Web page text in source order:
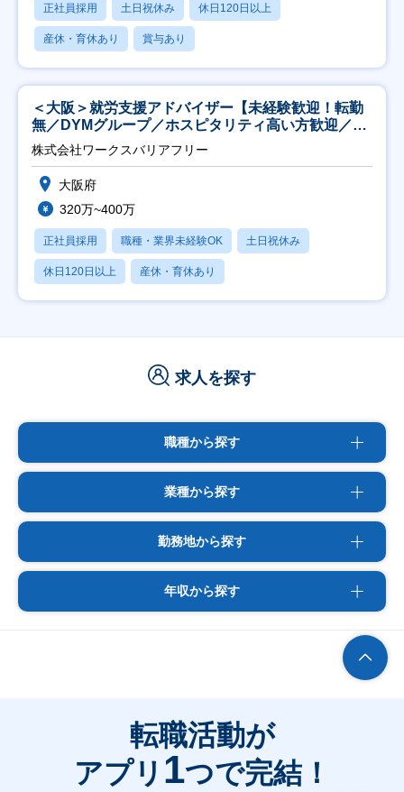
正社員採用 土日祝休み 休日120日以上
産休・育休あり 賞与あり
＜大阪＞就労支援アドバイザー【未経験歓迎！転勤
無／DYMグループ／ホスピタリティ高い方歓迎／土
日祝】
株式会社ワークスバリアフリー
大阪府
320万~400万
正社員採用 職種・業界未経験OK 土日祝休み
休日120日以上 産休・育休あり
求人を探す
職種から探す
業種から探す
勤務地から探す
年収から探す
転職活動が
アプリ 1つで完結！